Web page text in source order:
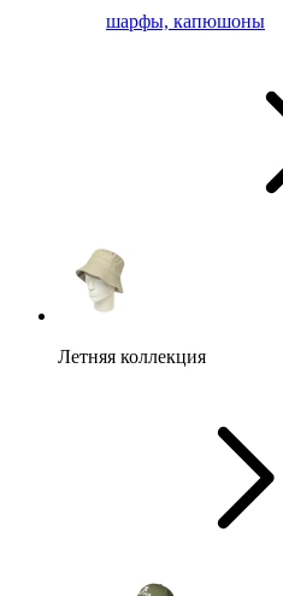
шарфы, капюшоны
Летняя коллекция